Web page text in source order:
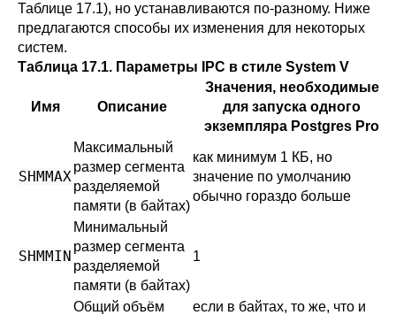
Таблице 17.1), но устанавливаются по-разному. Ниже
предлагаются способы их изменения для некоторых
систем.
Таблица 17.1. Параметры
IPC в стиле System V
Имя Описание
Значения, необходимые
для запуска одного
экземпляра Postgres Pro
SHMMAX
Максимальный
размер сегмента
разделяемой
памяти (в байтах)
как минимум 1 КБ, но
значение по умолчанию
обычно гораздо больше
SHMMIN
Минимальный
размер сегмента
разделяемой
памяти (в байтах)
1
Общий объём
если в байтах, то же, что и